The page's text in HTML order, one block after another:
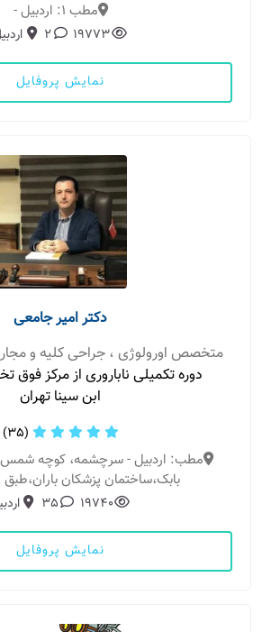
مطب 1: اردبیل -
19773
2
نمایش پروفایل
دکتر امیر جامعی
متخصص اورولوژی ، جراحی کلیه و
دوره تکمیلی ناباروری از مرکز فوق
ابن سینا تهران
(35)
بابک،ساختمان پزشکان باران،طبق
19740
35
نمایش پروفایل